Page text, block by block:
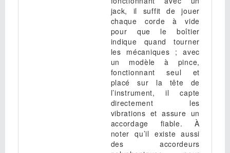
jack, il suffit de jouer
chaque corde à vide
pour que le boîtier
indique quand tourner
les mécaniques ; avec
un modèle à pince,
fonctionnant seul et
placé sur la tête de
l’instrument, il capte
directement les
vibrations et assure un
accordage fiable. À
noter qu’il existe aussi
des accordeurs